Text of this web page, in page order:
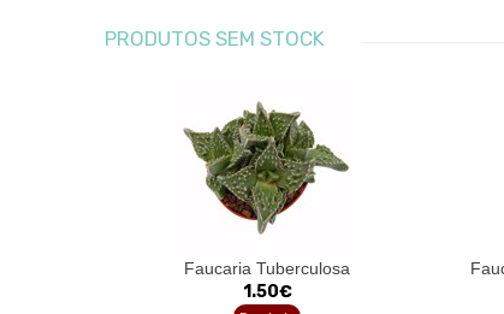
PRODUTOS SEM STOCK
Faucaria Tuberculosa
1.50€